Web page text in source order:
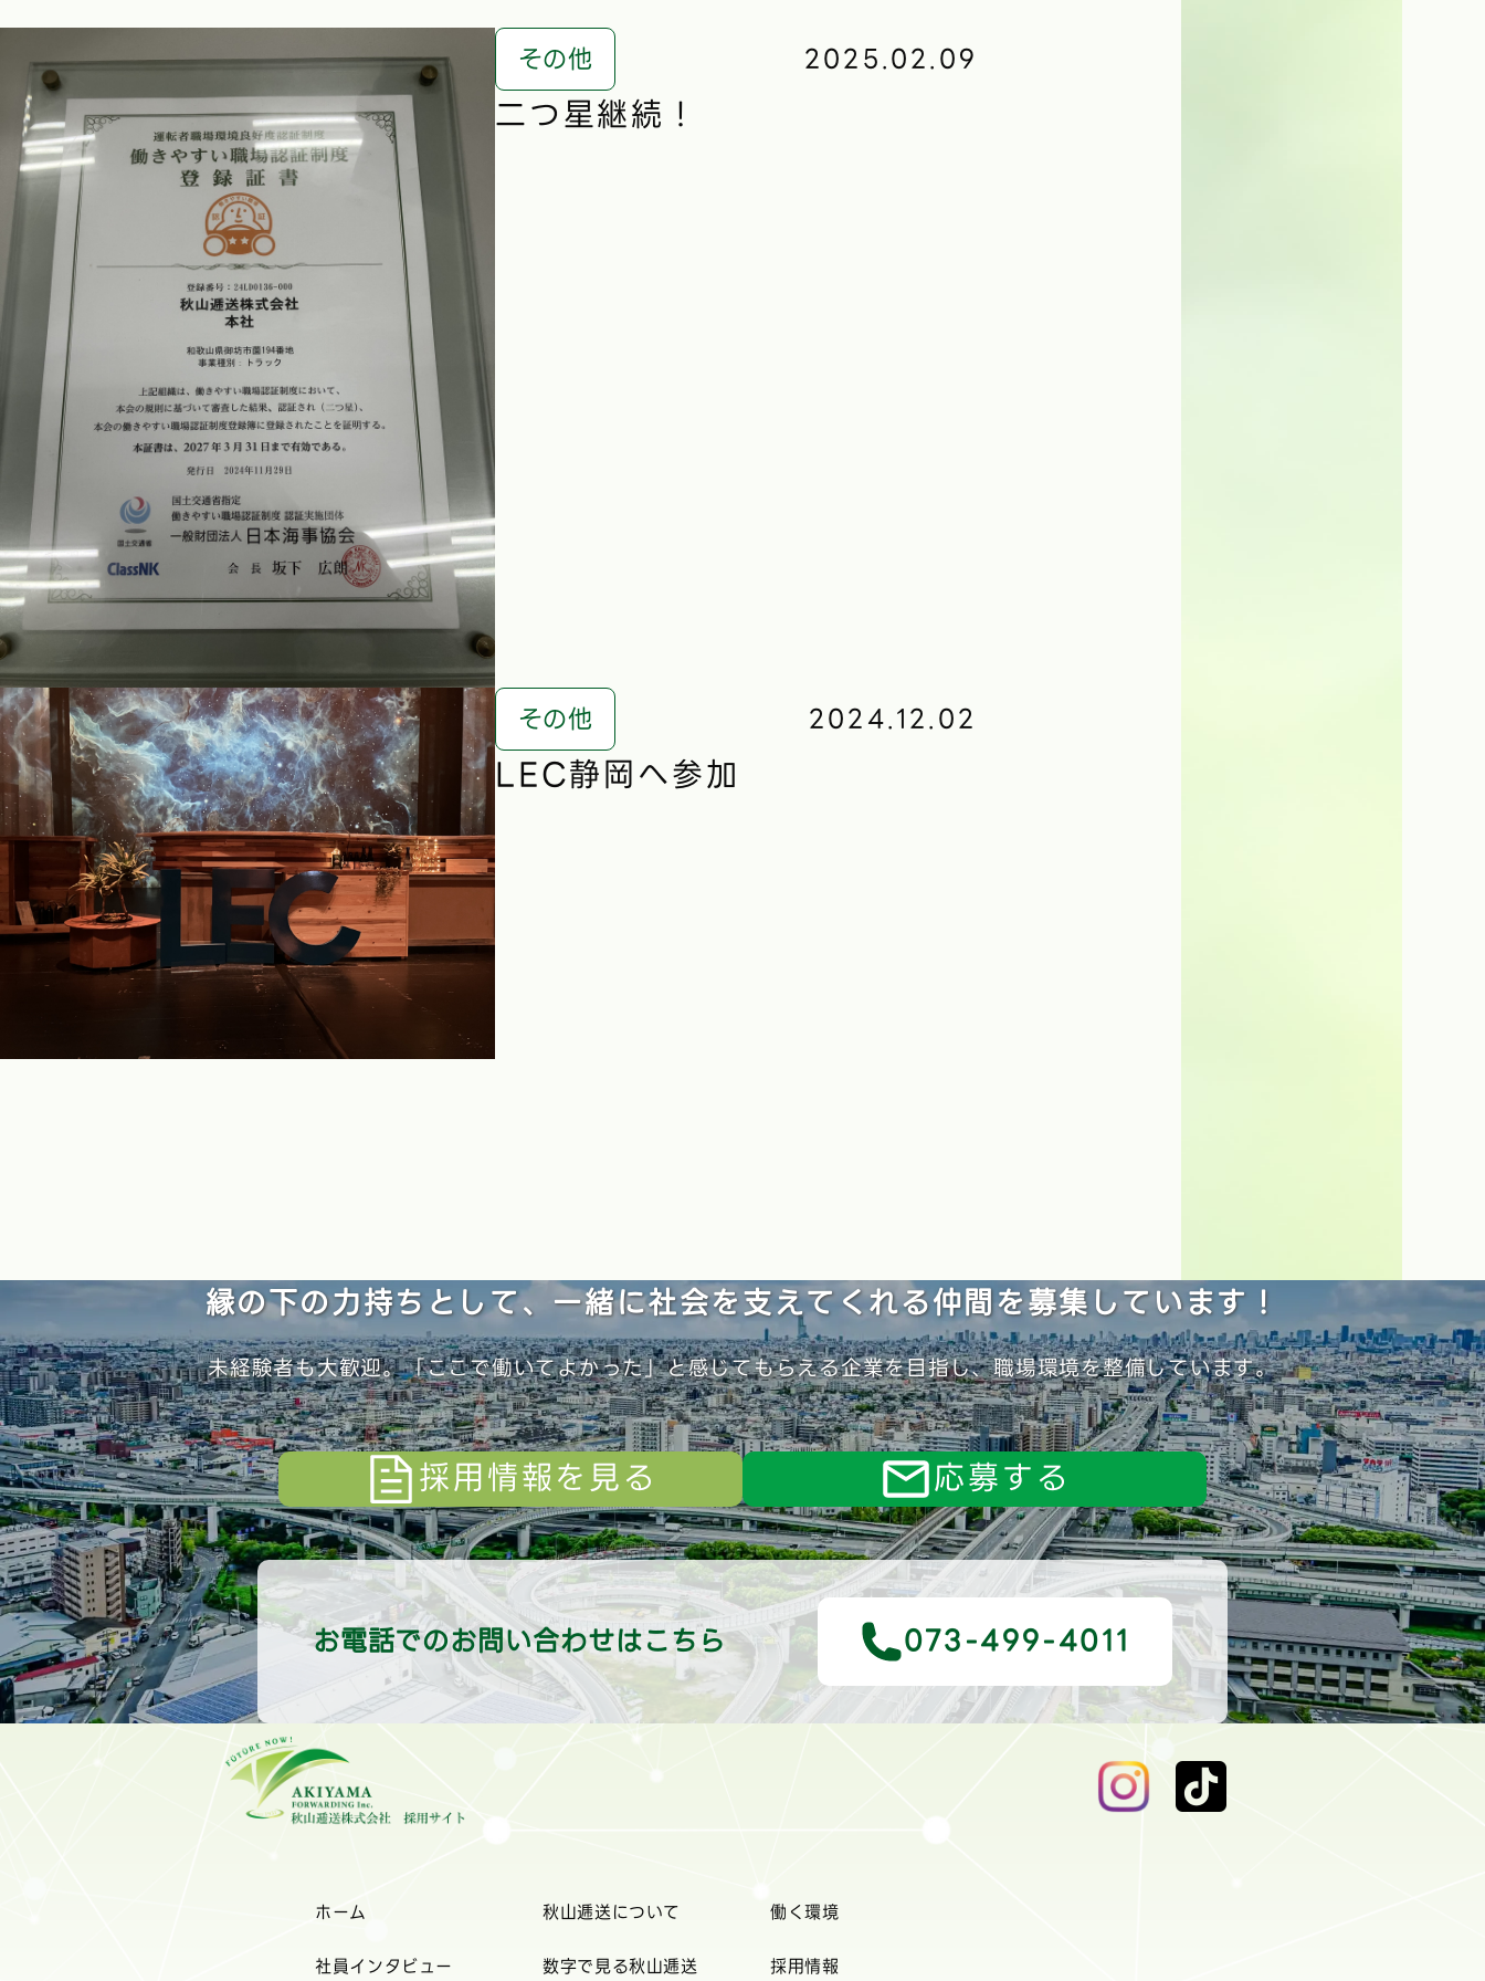
その他 2025.02.09
二つ星継続！
その他 2024.12.02
LEC静岡へ参加
縁の下の力持ちとして、一緒に社会を支えてくれる仲間を募集しています！
未経験者も大歓迎。「ここで働いてよかった」と感じてもらえる企業を目指し、職場環境を整備しています。
採用情報を見る 応募する
お電話でのお問い合わせはこちら 073-499-4011
ホーム 秋山逓送について 働く環境
社員インタビュー 数字で見る秋山逓送 採用情報